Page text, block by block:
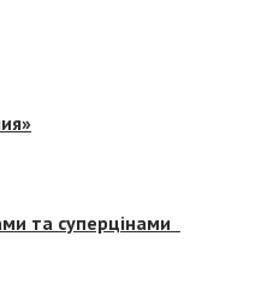
та суперцінами